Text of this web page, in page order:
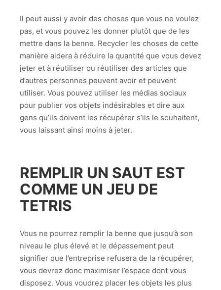
Il peut aussi y avoir des choses que vous ne voulez
pas, et vous pouvez les donner plutôt que de les
mettre dans la benne. Recycler les choses de cette
manière aidera à réduire la quantité que vous devez
jeter et à réutiliser ou réutiliser des articles que
d’autres personnes peuvent avoir et peuvent
utiliser. Vous pouvez utiliser les médias sociaux
pour publier vos objets indésirables et dire aux
gens qu’ils doivent les récupérer s’ils le souhaitent,
vous laissant ainsi moins à jeter.
REMPLIR UN SAUT EST
COMME UN JEU DE
TETRIS
Vous ne pourrez remplir la benne que jusqu’à son
niveau le plus élevé et le dépassement peut
signifier que l’entreprise refusera de la récupérer,
vous devrez donc maximiser l’espace dont vous
disposez. Vous voudrez placer les objets les plus